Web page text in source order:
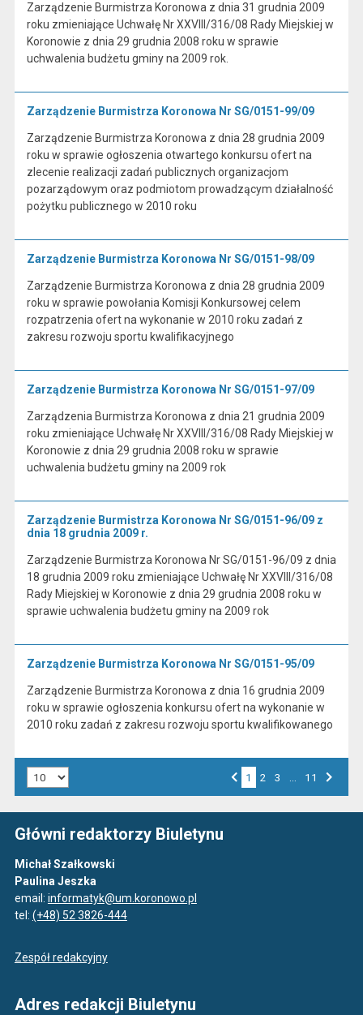
Zarządzenie Burmistrza Koronowa z dnia 31 grudnia 2009
roku zmieniające Uchwałę Nr XXVIII/316/08 Rady Miejskiej w
Koronowie z dnia 29 grudnia 2008 roku w sprawie
uchwalenia budżetu gminy na 2009 rok.
Zarządzenie Burmistrza Koronowa Nr SG/0151-99/09
Zarządzenie Burmistrza Koronowa z dnia 28 grudnia 2009
roku w sprawie ogłoszenia otwartego konkursu ofert na
zlecenie realizacji zadań publicznych organizacjom
pozarządowym oraz podmiotom prowadzącym działalność
pożytku publicznego w 2010 roku
Zarządzenie Burmistrza Koronowa Nr SG/0151-98/09
Zarządzenie Burmistrza Koronowa z dnia 28 grudnia 2009
roku w sprawie powołania Komisji Konkursowej celem
rozpatrzenia ofert na wykonanie w 2010 roku zadań z
zakresu rozwoju sportu kwalifikacyjnego
Zarządzenie Burmistrza Koronowa Nr SG/0151-97/09
Zarządzenia Burmistrza Koronowa z dnia 21 grudnia 2009
roku zmieniające Uchwałę Nr XXVIII/316/08 Rady Miejskiej w
Koronowie z dnia 29 grudnia 2008 roku w sprawie
uchwalenia budżetu gminy na 2009 rok
Zarządzenie Burmistrza Koronowa Nr SG/0151-96/09 z
dnia 18 grudnia 2009 r.
Zarządzenie Burmistrza Koronowa Nr SG/0151-96/09 z dnia
18 grudnia 2009 roku zmieniające Uchwałę Nr XXVIII/316/08
Rady Miejskiej w Koronowie z dnia 29 grudnia 2008 roku w
sprawie uchwalenia budżetu gminy na 2009 rok
Zarządzenie Burmistrza Koronowa Nr SG/0151-95/09
Zarządzenie Burmistrza Koronowa z dnia 16 grudnia 2009
roku w sprawie ogłoszenia konkursu ofert na wykonanie w
2010 roku zadań z zakresu rozwoju sportu kwalifikowanego
1 2 3 11
Główni redaktorzy Biuletynu
Michał Szałkowski
Paulina Jeszka
email: informatyk@um.koronowo.pl
tel: (+48) 52 3826-444
Zespół redakcyjny
Adres redakcji Biuletynu